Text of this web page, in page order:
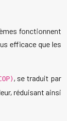
fonctionnent
efficace que les
, se traduit par
réduisant ainsi